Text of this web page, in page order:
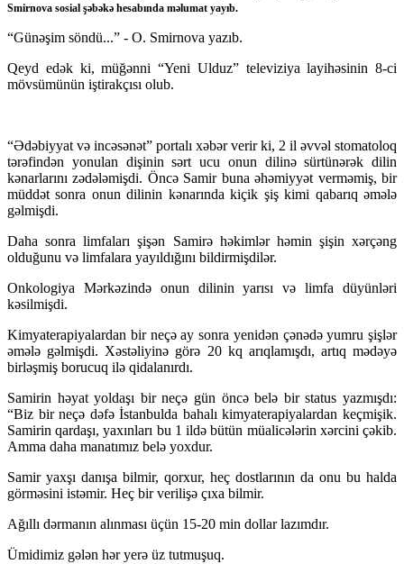
Smirnova sosial şəbəkə hesabında məlumat yayıb.
“Günəşim söndü...” - O. Smirnova yazıb.
Qeyd edək ki, müğənni “Yeni Ulduz” televiziya layihəsinin 8-ci
mövsümünün iştirakçısı olub.
“Ədəbiyyat və incəsənət” portalı xəbər verir ki, 2 il əvvəl stomatoloq
tərəfindən yonulan dişinin sərt ucu onun dilinə sürtünərək dilin
kənarlarını zədələmişdi. Öncə Samir buna əhəmiyyət verməmiş, bir
müddət sonra onun dilinin kənarında kiçik şiş kimi qabarıq əmələ
gəlmişdi.
Daha sonra limfaları şişən Samirə həkimlər həmin şişin xərçəng
olduğunu və limfalara yayıldığını bildirmişdilər.
Onkologiya Mərkəzində onun dilinin yarısı və limfa düyünləri
kəsilmişdi.
Kimyaterapiyalardan bir neçə ay sonra yenidən çənədə yumru şişlər
əmələ gəlmişdi. Xəstəliyinə görə 20 kq arıqlamışdı, artıq mədəyə
birləşmiş borucuq ilə qidalanırdı.
Samirin həyat yoldaşı bir neçə gün öncə belə bir status yazmışdı:
“Biz bir neçə dəfə İstanbulda bahalı kimyaterapiyalardan keçmişik.
Samirin qardaşı, yaxınları bu 1 ildə bütün müalicələrin xərcini çəkib.
Amma daha manatımız belə yoxdur.
Samir yaxşı danışa bilmir, qorxur, heç dostlarının da onu bu halda
görməsini istəmir. Heç bir verilişə çıxa bilmir.
Ağıllı dərmanın alınması üçün 15-20 min dollar lazımdır.
Ümidimiz gələn hər yerə üz tutmuşuq.